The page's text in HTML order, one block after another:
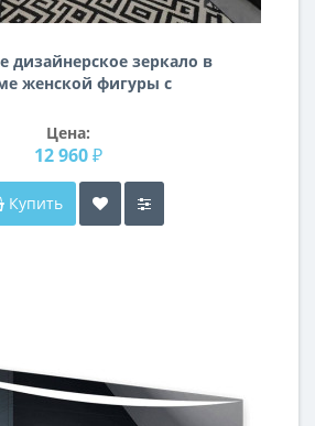
дизайнерское зеркало в
женской фигуры с
Цена:
12 960 ₽
Купить